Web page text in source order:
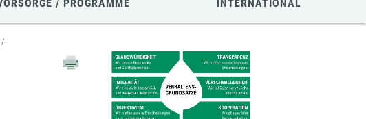
/ PROGRAMME INTERNATIONAL